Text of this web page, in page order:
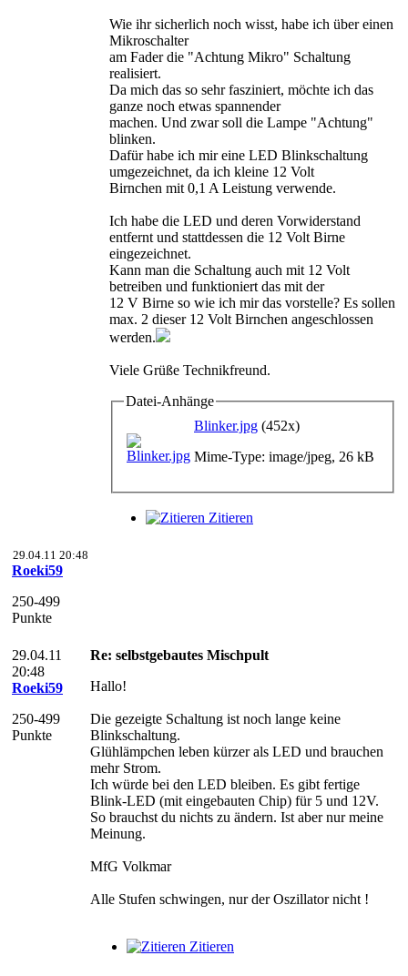
Wie ihr sicherlich noch wisst, habe ich über einen
Mikroschalter
am Fader die "Achtung Mikro" Schaltung
realisiert.
Da mich das so sehr fasziniert, möchte ich das
ganze noch etwas spannender
machen. Und zwar soll die Lampe "Achtung"
blinken.
Dafür habe ich mir eine LED Blinkschaltung
umgezeichnet, da ich kleine 12 Volt
Birnchen mit 0,1 A Leistung verwende.
Ich habe die LED und deren Vorwiderstand
entfernt und stattdessen die 12 Volt Birne
eingezeichnet.
Kann man die Schaltung auch mit 12 Volt
betreiben und funktioniert das mit der
12 V Birne so wie ich mir das vorstelle? Es sollen
max. 2 dieser 12 Volt Birnchen angeschlossen
werden.
Viele Grüße Technikfreund.
Datei-Anhänge
Blinker.jpg (452x)
Mime-Type: image/jpeg, 26 kB
Zitieren
29.04.11 20:48
Roeki59
250-499
Punkte
29.04.11
20:48
Roeki59
250-499
Punkte
Re: selbstgebautes Mischpult
Hallo!
Die gezeigte Schaltung ist noch lange keine
Blinkschaltung.
Glühlämpchen leben kürzer als LED und brauchen
mehr Strom.
Ich würde bei den LED bleiben. Es gibt fertige
Blink-LED (mit eingebauten Chip) für 5 und 12V.
So brauchst du nichts zu ändern. Ist aber nur meine
Meinung.
MfG Volkmar
Alle Stufen schwingen, nur der Oszillator nicht !
Zitieren